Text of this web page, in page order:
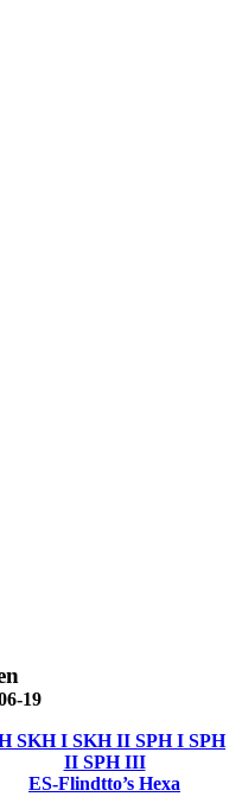
19
SKH I SKH II SPH I SPH
II SPH III
ES-Flindtto’s Hexa